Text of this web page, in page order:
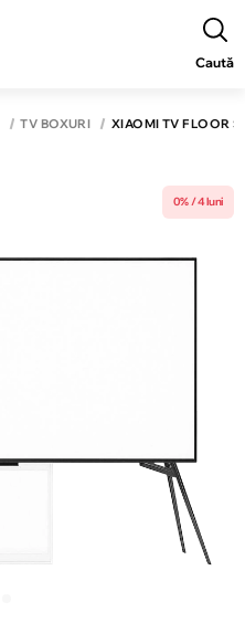
Caută
TV BOXURI XIAOMI TV FLOOR
0% / 4 luni